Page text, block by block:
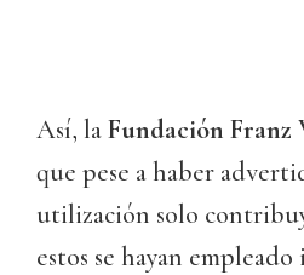
Así, laFundación Franz
que pese a haber
utilización solo
estos se hayan